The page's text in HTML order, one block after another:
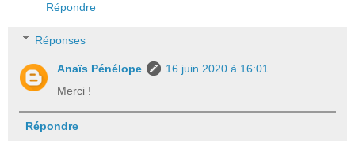
Répondre
Réponses
Anaïs Pénélope
16 juin 2020 à 16:01
Merci !
Répondre